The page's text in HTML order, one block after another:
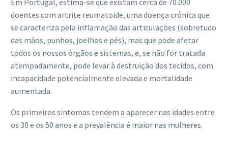
doentes com artrite reumatoide, uma doença crónica que
se caracteriza pela inflamação das articulações (sobretudo
das mãos, punhos, joelhos e pés), mas que pode afetar
todos os nossos órgãos e sistemas, e, se não for tratada
atempadamente, pode levar à destruição dos tecidos, com
incapacidade potencialmente elevada e mortalidade
aumentada.
Os primeiros sintomas tendem a aparecer nas idades entre
os 30 e os 50 anos e a prevalência é maior nas mulheres.